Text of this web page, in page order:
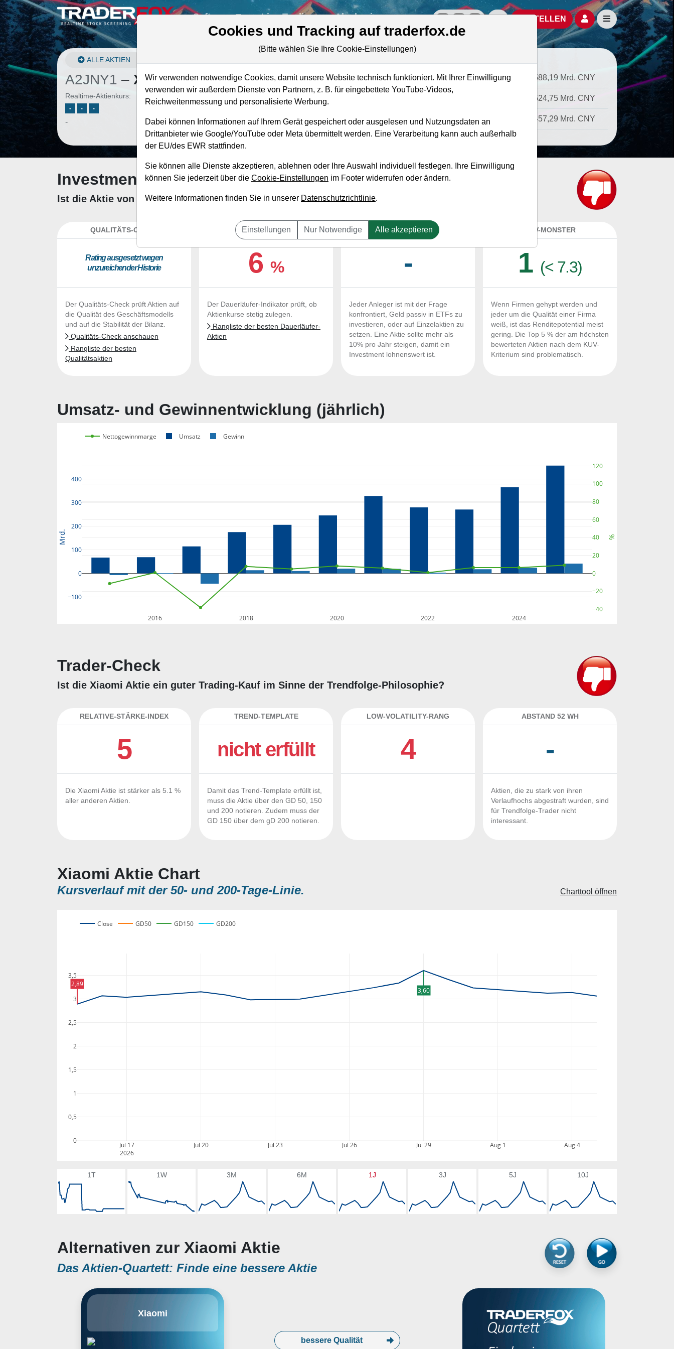
Software Live-Trading Akademie offizielle Social Media-AccountsAktien- und Artikelsuche öffnen
BESTELLEN Seitennavigation
ALLE AKTIEN
A2JNY1 – Xiaomi Aktie
Realtime-Aktienkurs:
- - -
-
Marktkapitalisierung 588,19 Mrd. CNY
524,75 Mrd. CNY
Umsatz 457,29 Mrd. CNY
Investment-Check: Kaufempfehlung?
Ist die Aktie von Xiaomi zum Kaufen und Liegenlassen geeignet?
QUALITÄTS-CHECK
Ra­ting aus­ge­setzt we­gen
un­zu­rei­chen­der His­to­rie
Der Qualitäts-Check prüft Aktien auf
die Qualität des Geschäftsmodells
und auf die Stabilität der Bilanz.
Qualitäts-Check anschauen
Rangliste der besten
Qualitätsaktien
DAUERLÄUFER-QUALITÄTEN
6%
Der Dauerläufer-Indikator prüft, ob
Aktienkurse stetig zulegen.
Rangliste der besten Dauerläufer-
Aktien
OUTPERFORMER-CHECK
-
Jeder Anleger ist mit der Frage
konfrontiert, Geld passiv in ETFs zu
investieren, oder auf Einzelaktien zu
setzen. Eine Aktie sollte mehr als
10% pro Jahr steigen, damit ein
Investment lohnenswert ist.
KUV-MONSTER
1 (< 7.3)
Wenn Firmen gehypt werden und
jeder um die Qualität einer Firma
weiß, ist das Renditepotential meist
gering. Die Top 5 % der am höchsten
bewerteten Aktien nach dem KUV-
Kriterium sind problematisch.
Umsatz- und Gewinnentwicklung (jährlich)
2016 2018 2020 2022 2024
−100
0
100
200
300
400
−40
−20
0
20
40
60
80
100
120
Nettogewinnmarge Umsatz Gewinn
Mrd. %
Trader-Check
Ist die Xiaomi Aktie ein guter Trading-Kauf im Sinne der Trendfolge-Philosophie?
RELATIVE-STÄRKE-INDEX
5
Die Xiaomi Aktie ist stärker als 5.1 %
aller anderen Aktien.
TREND-TEMPLATE
nicht erfüllt
Damit das Trend-Template erfüllt ist,
muss die Aktie über den GD 50, 150
und 200 notieren. Zudem muss der
GD 150 über dem gD 200 notieren.
LOW-VOLATILITY-RANG
4
ABSTAND 52 WH
-
Aktien, die zu stark von ihren
Verlaufhochs abgestraft wurden, sind
für Trendfolge-Trader nicht
interessant.
Xiaomi Aktie Chart
Kursverlauf mit der 50- und 200-Tage-Linie. Charttool öffnen
Jul 17
2026
Jul 20 Jul 23 Jul 26 Jul 29 Aug 1 Aug 4
0
0,5
1
1,5
2
2,5
3
3,5
Close GD50 GD150 GD200
3,60
2,89
1T 1W 3M 6M 1J 3J 5J 10J
Alternativen zur Xiaomi Aktie
Das Aktien-Quartett: Finde eine bessere Aktie
Xiaomi
design, manufacture and sale of
software products. Its business
covers power bank, audio, camera
bessere Qualität
Cookies und Tracking auf traderfox.de
(Bitte wählen Sie Ihre Cookie-Einstellungen)
Wir verwenden notwendige Cookies, damit unsere Website technisch funktioniert. Mit Ihrer Einwilligung
verwenden wir außerdem Dienste von Partnern, z. B. für eingebettete YouTube-Videos,
Reichweitenmessung und personalisierte Werbung.
Dabei können Informationen auf Ihrem Gerät gespeichert oder ausgelesen und Nutzungsdaten an
Drittanbieter wie Google/YouTube oder Meta übermittelt werden. Eine Verarbeitung kann auch außerhalb
der EU/des EWR stattfinden.
Sie können alle Dienste akzeptieren, ablehnen oder Ihre Auswahl individuell festlegen. Ihre Einwilligung
können Sie jederzeit über die Cookie-Einstellungen im Footer widerrufen oder ändern.
Weitere Informationen finden Sie in unserer Datenschutzrichtlinie.
Einstellungen Nur Notwendige Alle akzeptieren